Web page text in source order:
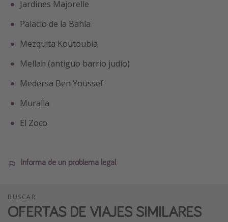
Jardines Majorelle
Palacio de la Bahía
Mezquita Koutoubia
Mellah (antiguo barrio judío)
Medersa Ben Youssef
Muralla
El Zoco
Informa de un problema legal
BUSCAR
OFERTAS DE VIAJES SIMILARES